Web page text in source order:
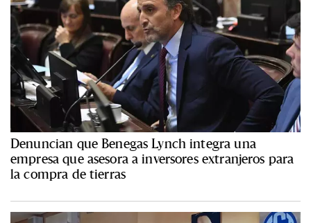
Denuncian que Benegas Lynch integra una
empresa que asesora a inversores extranjeros para
la compra de tierras